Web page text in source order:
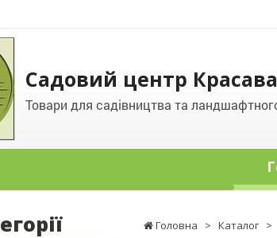
Садовий центр Красава
Товари для садівництва та
Головна > Каталог >